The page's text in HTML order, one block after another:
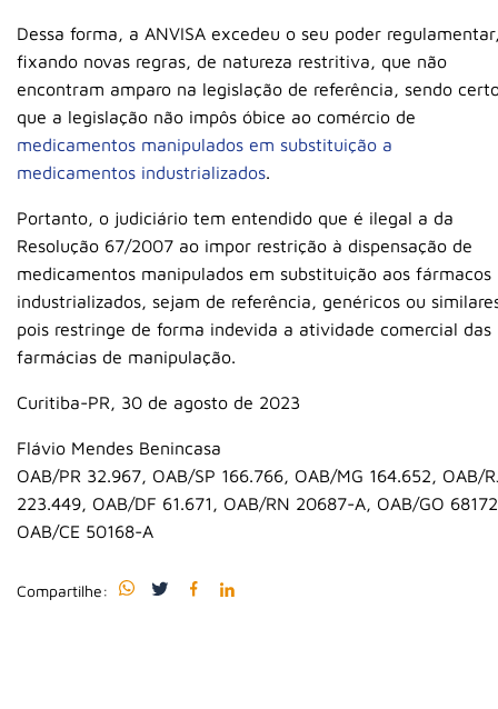
Dessa forma, a ANVISA excedeu o seu poder
fixando novas regras, de natureza restritiva, que não
encontram amparo na legislação de referência, sendo
que a legislação não impôs óbice ao comércio de
medicamentos manipulados em substituição a
medicamentos industrializados.
Portanto, o judiciário tem entendido que é ilegal a da
Resolução 67/2007 ao impor restrição à dispensação de
medicamentos manipulados em substituição aos fármacos
industrializados, sejam de referência, genéricos ou
pois restringe de forma indevida a atividade comercial das
farmácias de manipulação.
Curitiba-PR, 30 de agosto de 2023
Flávio Mendes Benincasa
OAB/PR 32.967, OAB/SP 166.766, OAB/MG 164.652, OAB/
223.449, OAB/DF 61.671, OAB/RN 20687-A, OAB/GO
OAB/CE 50168-A
Compartilhe: